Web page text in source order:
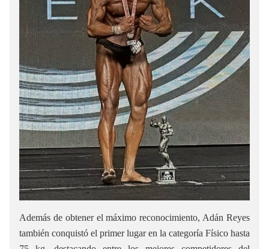
Además de obtener el máximo reconocimiento, Adán Reyes
también conquistó el primer lugar en la categoría Físico hasta